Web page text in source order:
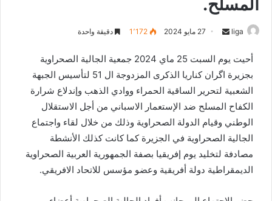
المسلح.
liga
n
d
a
n
m
a
27 مايو 2024 1٬172 دقيقة واحدة
أحيت يوم السبت 25 ماي 2024 جمعية الجالية الصحراوية
بجزيرة اگران كناريا الذكرى المزدوجة ال 51 لتأسيس الجبهة
الشعبية لتحرير الساقية الحمراء ووادي الذهب وإندلاع شرارة
الكفاح المسلح ضد الإستعمار الاسباني من أجل الاستقلال
الوطني وقيام الدولة الصحراوية وذلك من خلال لقاء واجتماع
الجالية الصحراوية في الجزيرة كما كانت كذلك الأنشطة
مصادفة لتخليد يوم إفريقيا بصفة الجمهورية العربية الصحراوية
الديمقراطية دولة أفريقية وعضو مؤسس للاتحاد الافريقي.